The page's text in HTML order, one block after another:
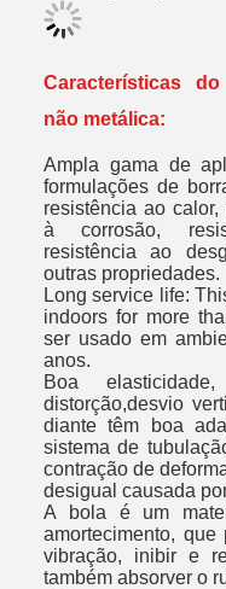
Características
não metálica:
Ampla gama de
formulações de
resistência ao
à corrosão,
resistência ao
outras propriedades.
Long service life:
indoors for more
ser usado em
anos.
Boa elasticidade,
distorção,desvio
diante têm boa
sistema de
contração de
desigual causada
A bola é um
amortecimento, que
vibração, inibir e
também absorver o